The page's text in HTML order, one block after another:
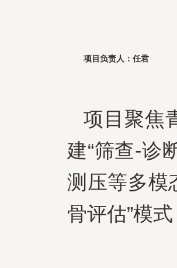
项目负责人：任君
项目聚焦
建“筛查-诊
测压等多模
骨评估”模